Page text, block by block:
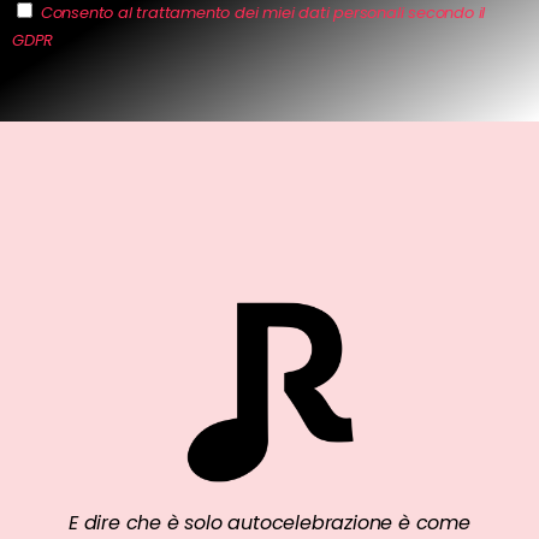
Consento al trattamento dei miei dati personali secondo il
GDPR
E dire che è solo autocelebrazione è come